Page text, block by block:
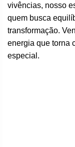
vivências, nosso
quem busca
transformação.
energia que torna
especial.